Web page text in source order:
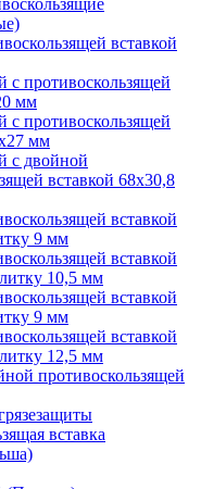
вставкой
с противоскользящей
мм
с противоскользящей
мм
с двойной
вставкой 68х30,8
вставкой
9 мм
вставкой
10,5 мм
вставкой
9 мм
вставкой
12,5 мм
противоскользящей
вставка